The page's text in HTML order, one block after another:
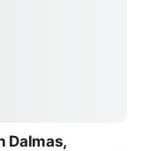
Dalmas,